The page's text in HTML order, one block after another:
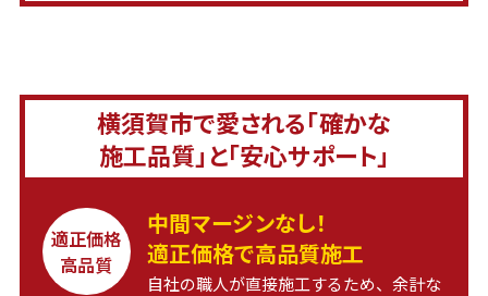
横須賀市で愛される「確かな
施工品質」と「安心サポート」
適正価格
高品質
中間マージンなし！
適正価格で高品質施工
自社の職人が直接施工するため、余計な